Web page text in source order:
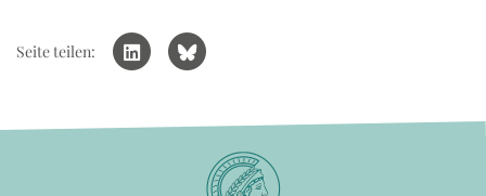
Seite teilen: